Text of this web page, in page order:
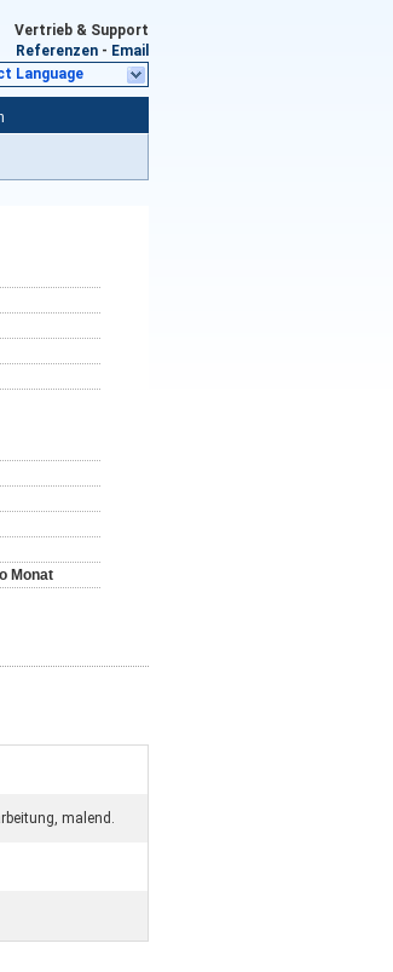
Vertrieb & Support
Referenzen - Email
Language
Monat
malend.